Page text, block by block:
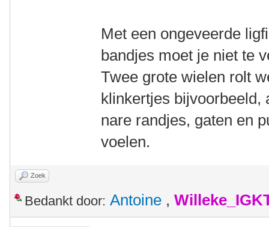
Met een ongeveerde
bandjes moet je niet te
Twee grote wielen rolt
klinkertjes bijvoorbeeld,
nare randjes, gaten en
voelen.
Zoek
Bedankt door: Antoine ,